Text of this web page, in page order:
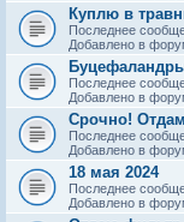
Куплю в
Последнее
Добавлено в
Последнее
Добавлено в
Срочно!
Последнее
Добавлено в
18 мая 2024
Последнее
Добавлено в